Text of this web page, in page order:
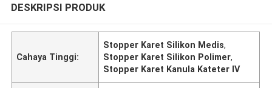
DESKRIPSI PRODUK
Cahaya Tinggi:
Stopper Karet Silikon Medis,
Stopper Karet Silikon Polimer,
Stopper Karet Kanula Kateter IV